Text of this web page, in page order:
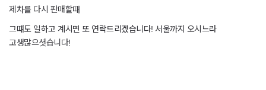
제차를 다시 판매할때
그떄도 일하고 계시면 또 연락드리겠습니다! 서울까지 오시느라
고생많으셧습니다!